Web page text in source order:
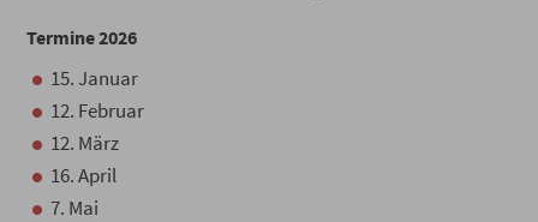
Termine 2026
15. Januar
12. Februar
12. März
16. April
7. Mai